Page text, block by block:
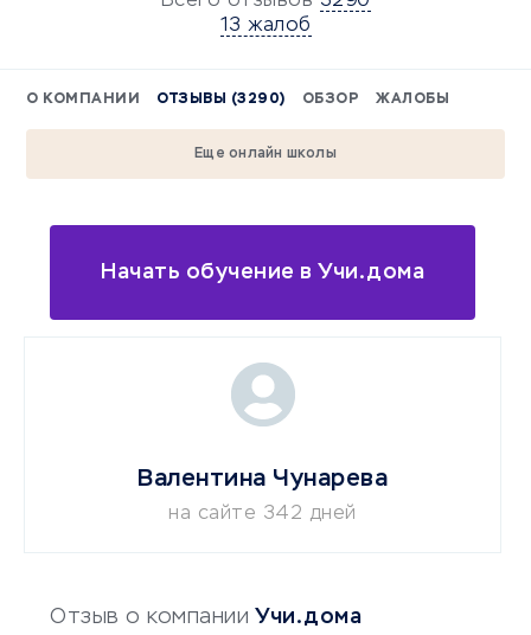
13 жалоб
О КОМПАНИИ ОТЗЫВЫ (3290) ОБЗОР ЖАЛОБЫ
Еще онлайн школы
Начать обучение в Учи.дома
Отзыв о компании Учи.дома
Валентина Чунарева
на сайте 342 дней